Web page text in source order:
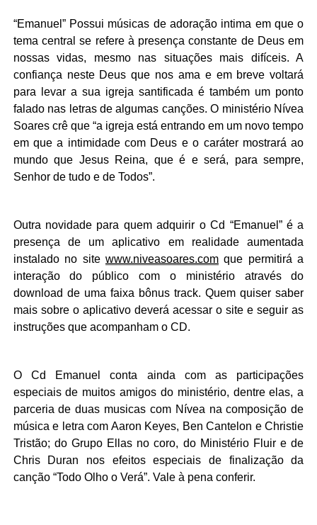
“Emanuel” Possui músicas de adoração intima em que o
tema central se refere à presença constante de Deus em
nossas vidas, mesmo nas situações mais difíceis. A
confiança neste Deus que nos ama e em breve voltará
para levar a sua igreja santificada é também um ponto
falado nas letras de algumas canções. O ministério Nívea
Soares crê que “a igreja está entrando em um novo tempo
em que a intimidade com Deus e o caráter mostrará ao
mundo que Jesus Reina, que é e será, para sempre,
Senhor de tudo e de Todos”.
Outra novidade para quem adquirir o Cd “Emanuel” é a
presença de um aplicativo em realidade aumentada
instalado no site www.niveasoares.comque permitirá a
interação do público com o ministério através do
download de uma faixa bônus track. Quem quiser saber
mais sobre o aplicativo deverá acessar o site e seguir as
instruções que acompanham o CD.
O Cd Emanuel conta ainda com as participações
especiais de muitos amigos do ministério, dentre elas, a
parceria de duas musicas com Nívea na composição de
música e letra com Aaron Keyes, Ben Cantelon e Christie
Tristão; do Grupo Ellas no coro, do Ministério Fluir e de
Chris Duran nos efeitos especiais de finalização da
canção “Todo Olho o Verá”. Vale à pena conferir.